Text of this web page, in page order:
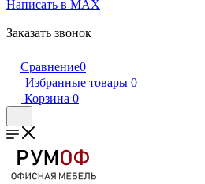
Написать в MAX
Заказать звонок
Сравнение0
Избранные товары 0
Корзина 0